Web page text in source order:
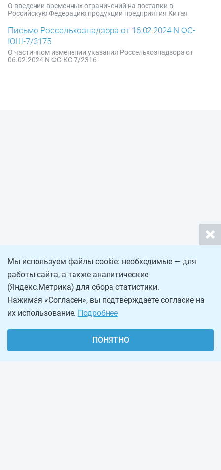
О введении временных ограничений на поставки в
Российскую Федерацию продукции предприятия Китая
Письмо Россельхознадзора от 16.02.2024 N ФС-
ЮШ-7/3175
О частичном изменении указания Россельхознадзора от
06.02.2024 N ФС-КС-7/2316
Мы используем файлы cookie: необходимые — для
работы сайта, а также аналитические
(Яндекс.Метрика) для сбора статистики.
Нажимая «Согласен», вы подтверждаете согласие на
их использование. Подробнее
ПОНЯТНО